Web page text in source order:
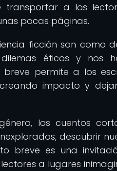
transportar a los
pocas páginas.
ficción son como
dilemas éticos y nos
permite a los
impacto y
los cuentos
descubrir
breve es una
a lugares